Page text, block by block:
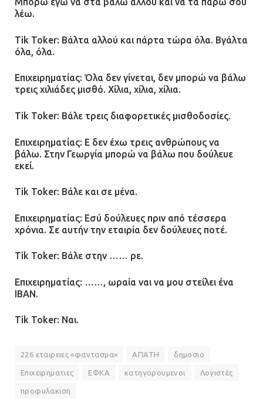
λέω.
Tik Toker: Βάλτα αλλού και πάρτα τώρα όλα. Βγάλτα
όλα, όλα.
Επιχειρηματίας: Όλα δεν γίνεται, δεν μπορώ να βάλω
τρεις χιλιάδες μισθό. Χίλια, χίλια, χίλια.
Tik Toker: Βάλε τρεις διαφορετικές μισθοδοσίες.
Επιχειρηματίας: Ε δεν έχω τρεις ανθρώπους να
βάλω. Στην Γεωργία μπορώ να βάλω που δούλευε
εκεί.
Tik Toker: Βάλε και σε μένα.
Επιχειρηματίας: Εσύ δούλευες πριν από τέσσερα
χρόνια. Σε αυτήν την εταιρία δεν δούλευες ποτέ.
Tik Toker: Βάλε στην …… ρε.
Επιχειρηματίας: ……, ωραία ναι να μου στείλει ένα
ΙΒΑΝ.
Tik Toker: Ναι.
226 εταιρειες «φαντασμα» ΑΠΑΤΗ δημοσιο
Επιχειρηματιες ΕΦΚΑ κατηγορουμενοι Λογιστές
προφυλακιση